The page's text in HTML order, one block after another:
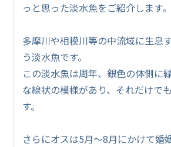
っと思った淡水魚をご紹介します。
多摩川や相模川等の中流域に生息
う淡水魚です。
この淡水魚は周年、銀色の体側に
な線状の模様があり、それだけで
す。
さらにオスは5月～8月にかけて婚